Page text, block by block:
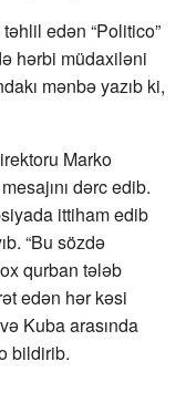
edən “Politico”
hərbi müdaxiləni
mənbə yazıb ki,
Marko
dərc edib.
ittiham edib
“Bu sözdə
qurban tələb
edən hər kəsi
Kuba arasında
bildirib.